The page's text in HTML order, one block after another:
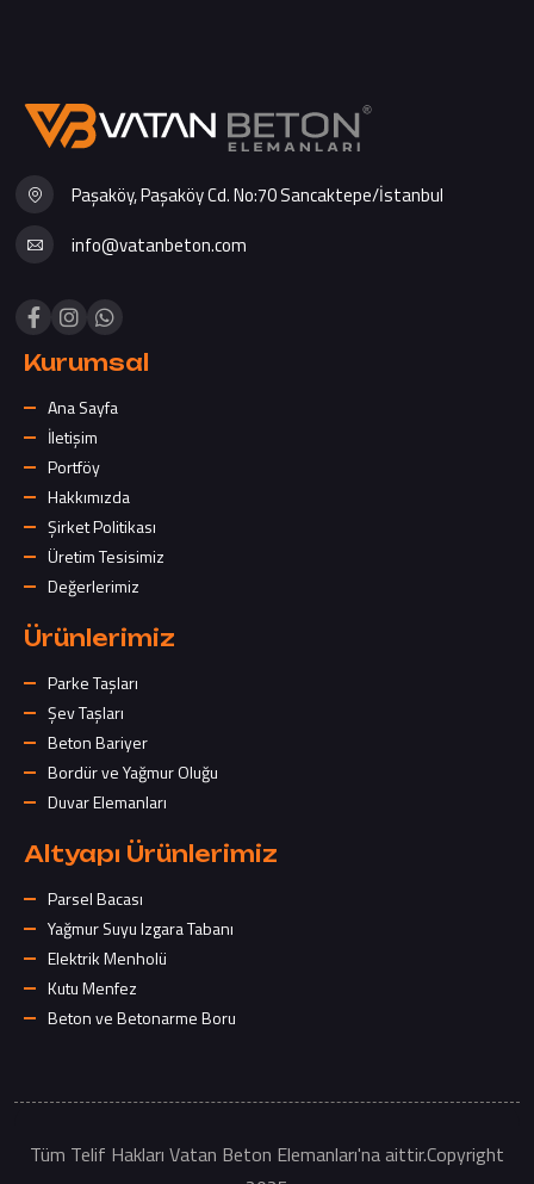
Paşaköy, Paşaköy Cd. No:70 Sancaktepe/İstanbul
info@vatanbeton.com
Kurumsal
Ana Sayfa
İletişim
Portföy
Hakkımızda
Şirket Politikası
Üretim Tesisimiz
Değerlerimiz
Ürünlerimiz
Parke Taşları
Şev Taşları
Beton Bariyer
Bordür ve Yağmur Oluğu
Duvar Elemanları
Altyapı Ürünlerimiz
Parsel Bacası
Yağmur Suyu Izgara Tabanı
Elektrik Menholü
Kutu Menfez
Beton ve Betonarme Boru
Tüm Telif Hakları Vatan Beton Elemanları'na aittir.Copyright